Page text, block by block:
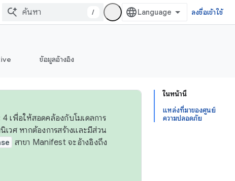
/ ลงชื่อเข้าใช้
ข้อมูลอ้างอิง
ในหน้านี้
แหล่งที่มาของศูนย์
ความปลอดภัย
เพื่อให้สอดคล้องกับโมเดลการ
ศ หากต้องการสร้างและมีส่วน
สาขา Manifest จะอ้างอิงถึง